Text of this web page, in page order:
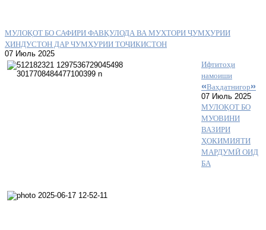
МУЛОҚОТ БО САФИРИ ФАВҚУЛОДА ВА МУХТОРИ ҶУМҲУРИИ
ҲИНДУСТОН ДАР ЧУМҲУРИИ ТОҶИКИСТОН
07 Июль 2025
Ифтитоҳи
намоиши
«Ваҳдатнигор»
07 Июль 2025
МУЛОҚОТ БО
МУОВИНИ
ВАЗИРИ
ҲОКИМИЯТИ
МАРДУМӢ ОИД
БА